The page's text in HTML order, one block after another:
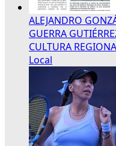
ALEJANDRO
GUERRA
CULTURA
Local